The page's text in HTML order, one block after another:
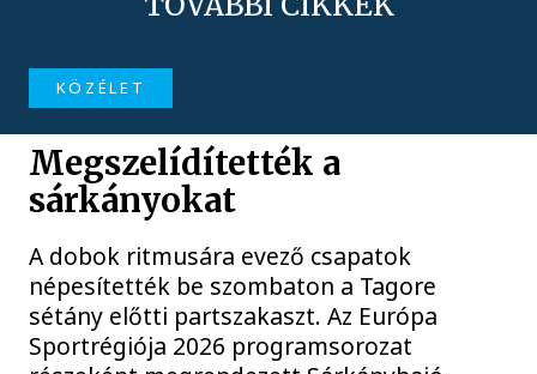
KÖZÉLET
Megszelídítették a
sárkányokat
A dobok ritmusára evező csapatok
népesítették be szombaton a Tagore
sétány előtti partszakaszt. Az Európa
Sportrégiója 2026 programsorozat